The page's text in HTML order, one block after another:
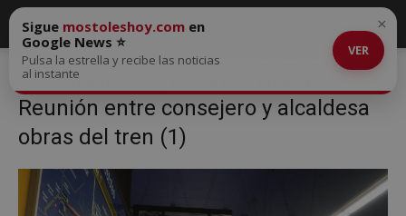
Inicio
Los vecinos de Móstoles disfrutan de un Metrosur más rápido
Reunión entre consejero y alcaldesa obras del tren (1)
Reunión entre consejero y alcaldesa
obras del tren (1)
Sigue mostoleshoy.com en
Google News ⭐
Pulsa la estrella y recibe las noticias
al instante
VER
×